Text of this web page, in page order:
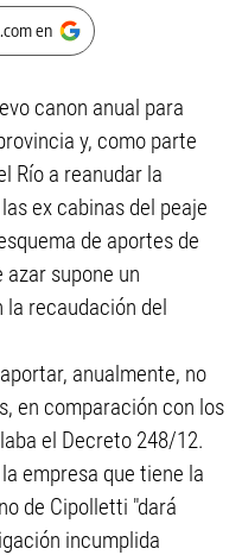
en
canon anual para
y, como parte
Río a reanudar la
ex cabinas del peaje
de aportes de
supone un
recaudación del
anualmente, no
en comparación con los
el Decreto 248/12.
empresa que tiene la
de Cipolletti "dará
incumplida